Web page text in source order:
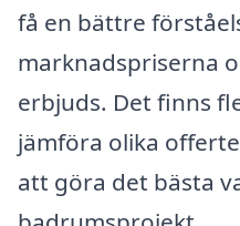
få en bättre
marknadspriserna
erbjuds. Det finns
jämföra olika
att göra det bästa